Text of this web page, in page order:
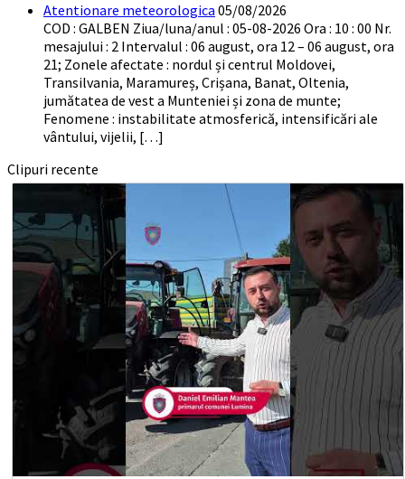
Atentionare meteorologica 05/08/2026
COD : GALBEN Ziua/luna/anul : 05-08-2026 Ora : 10 : 00 Nr.
mesajului : 2 Intervalul : 06 august, ora 12 – 06 august, ora
21; Zonele afectate : nordul și centrul Moldovei,
Transilvania, Maramureș, Crișana, Banat, Oltenia,
jumătatea de vest a Munteniei și zona de munte;
Fenomene : instabilitate atmosferică, intensificări ale
vântului, vijelii, […]
Clipuri recente